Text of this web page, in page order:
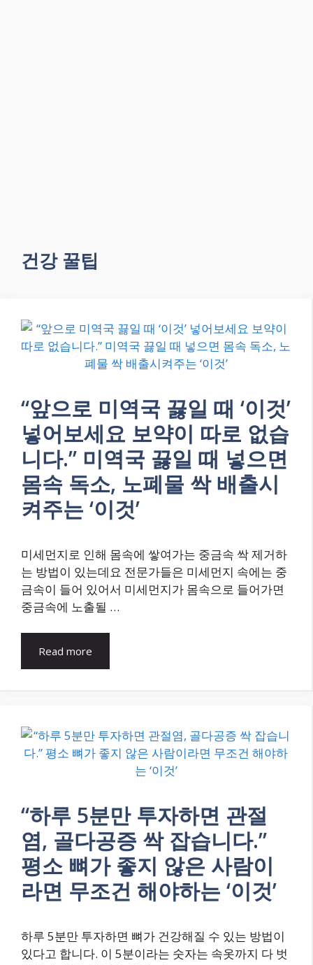
건강 꿀팁
“앞으로 미역국 끓일 때 ‘이것’
넣어보세요 보약이 따로 없습
니다.” 미역국 끓일 때 넣으면
몸속 독소, 노폐물 싹 배출시
켜주는 ‘이것’
미세먼지로 인해 몸속에 쌓여가는 중금속 싹 제거하
는 방법이 있는데요 전문가들은 미세먼지 속에는 중
금속이 들어 있어서 미세먼지가 몸속으로 들어가면
중금속에 노출될 …
Read more
“하루 5분만 투자하면 관절
염, 골다공증 싹 잡습니다.”
평소 뼈가 좋지 않은 사람이
라면 무조건 해야하는 ‘이것’
하루 5분만 투자하면 뼈가 건강해질 수 있는 방법이
있다고 합니다. 이 5분이라는 숫자는 속옷까지 다 벗